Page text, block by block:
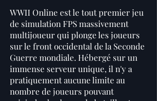
WWII Online est le tout premier jeu
de simulation FPS massivement
multijoueur qui plonge les joueurs
sur le front occidental de la Seconde
Guerre mondiale. Hébergé sur un
immense serveur unique, il n'y a
pratiquement aucune limite au
nombre de joueurs pouvant